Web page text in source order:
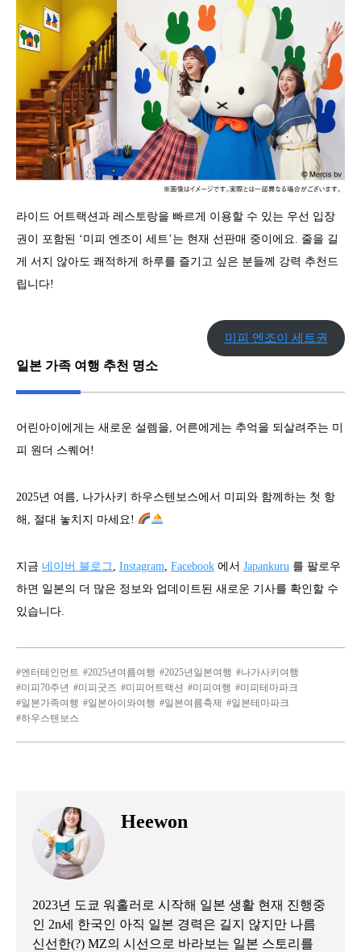
라이드 어트랙션과 레스토랑을 빠르게 이용할 수 있는 우선 입장
권이 포함된 ‘미피 엔조이 세트’는 현재 선판매 중이에요. 줄을 길
게 서지 않아도 쾌적하게 하루를 즐기고 싶은 분들께 강력 추천드
립니다!
미피 엔조이 세트권
일본 가족 여행 추천 명소
어린아이에게는 새로운 설렘을, 어른에게는 추억을 되살려주는 미
피 원더 스퀘어!
2025년 여름, 나가사키 하우스텐보스에서 미피와 함께하는 첫 항
해, 절대 놓치지 마세요!
지금 네이버 블로그 Instagram Facebook 에서 Japankuru 를 팔로우
하면 일본의 더 많은 정보와 업데이트된 새로운 기사를 확인할 수
있습니다.
엔터테인먼트 2025년여름여행 2025년일본여행
나가사키여행
미피70주년
미피굿즈 미피어트랙션 미피여행
미피테마파크
일본가족여행
일본아이와여행 일본여름축제
일본테마파크
하우스텐보스
Heewon
2023년 도쿄 워홀러로 시작해 일본 생활 현재 진행중
인 2n세 한국인 아직 일본 경력은 길지 않지만 나름
신선한(?) MZ의 시선으로 바라보는 일본 스토리를